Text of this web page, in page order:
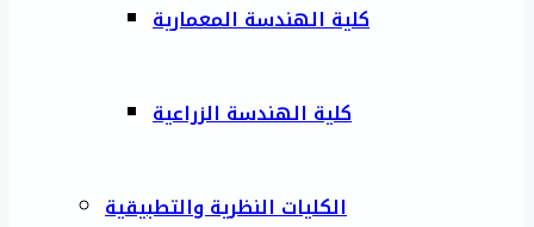
كلية الهندسة المعمارية
كلية الهندسة الزراعية
الكليات النظرية والتطبيقية